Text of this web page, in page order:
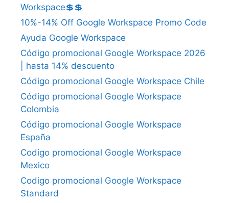
Workspace💲💲
10%-14% Off Google Workspace Promo Code
Ayuda Google Workspace
Código promocional Google Workspace 2026
| hasta 14% descuento
Código promocional Google Workspace Chile
Código promocional Google Workspace
Colombia
Código promocional Google Workspace
España
Codigo promocional Google Workspace
Mexico
Codigo promocional Google Workspace
Standard